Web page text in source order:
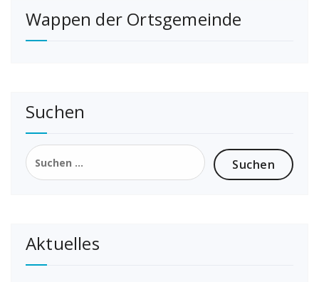
Wappen der Ortsgemeinde
Suchen
Suchen
nach:
Aktuelles